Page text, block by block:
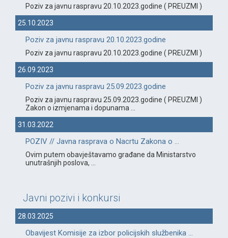
Poziv za javnu raspravu 20.10.2023.godine ( PREUZMI )
25.10.2023
Poziv za javnu raspravu 20.10.2023.godine
Poziv za javnu raspravu 20.10.2023.godine ( PREUZMI )
26.09.2023
Poziv za javnu raspravu 25.09.2023.godine
Poziv za javnu raspravu 25.09.2023.godine ( PREUZMI )
Zakon o izmjenama i dopunama ...
31.03.2022
POZIV // Javna rasprava o Nacrtu Zakona o ...
Ovim putem obavještavamo građane da Ministarstvo
unutrašnjih poslova, ...
Javni pozivi i konkursi
28.03.2025
Obavijest Komisije za izbor policijskih službenika ...